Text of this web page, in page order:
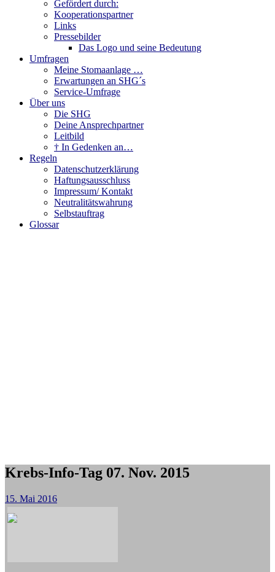
Gefördert durch:
Kooperationspartner
Links
Pressebilder
Das Logo und seine Bedeutung
Umfragen
Meine Stomaanlage …
Erwartungen an SHG´s
Service-Umfrage
Über uns
Die SHG
Deine Ansprechpartner
Leitbild
† In Gedenken an…
Regeln
Datenschutzerklärung
Haftungsausschluss
Impressum/ Kontakt
Neutralitätswahrung
Selbstauftrag
Glossar
Krebs-Info-Tag 07. Nov. 2015
15. Mai 2016